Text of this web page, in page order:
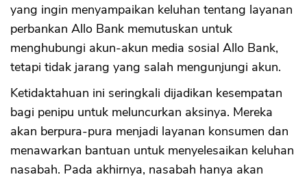
yang ingin menyampaikan keluhan tentang layanan
perbankan Allo Bank memutuskan untuk
menghubungi akun-akun media sosial Allo Bank,
tetapi tidak jarang yang salah mengunjungi akun.
Ketidaktahuan ini seringkali dijadikan kesempatan
bagi penipu untuk meluncurkan aksinya. Mereka
akan berpura-pura menjadi layanan konsumen dan
menawarkan bantuan untuk menyelesaikan keluhan
nasabah. Pada akhirnya, nasabah hanya akan